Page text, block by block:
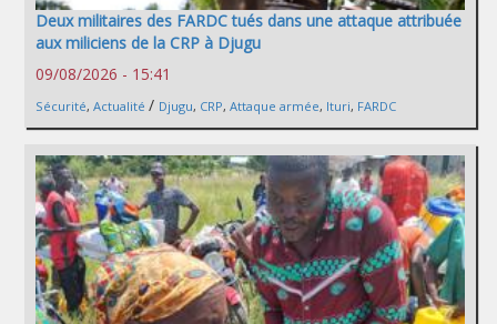
Deux militaires des FARDC tués dans une attaque attribuée
aux miliciens de la CRP à Djugu
09/08/2026 - 15:41
Sécurité, Actualité / Djugu, CRP, Attaque armée, Ituri, FARDC